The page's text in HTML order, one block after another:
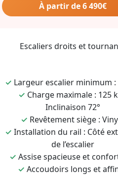
À partir de 6 490€
Escaliers droits et
✓ Largeur escalier minimum :
✓ Charge maximale : 125
Inclinaison 72°
✓ Revêtement siège :
✓ Installation du rail : Côté
de l’escalier
✓ Assise spacieuse et
✓ Accoudoirs longs et